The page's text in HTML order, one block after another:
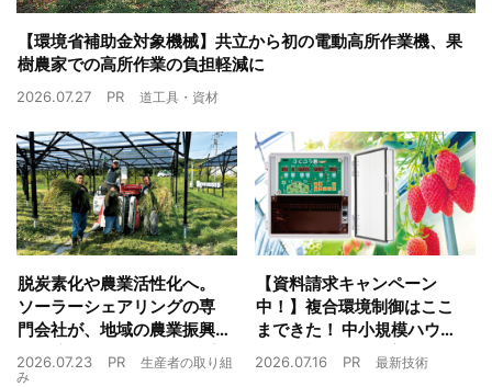
【環境省補助金対象機械】共立から初の電動高所作業機、果
樹農家での高所作業の負担軽減に
2026.07.27 PR 道工具・資材
脱炭素化や農業活性化へ。
ソーラーシェアリングの専
門会社が、地域の農業振興
や経済循環をワンストップ
でサポート
2026.07.23 PR
生産者の取り組
み
【資料請求キャンペーン
中！】複合環境制御はここ
まできた！ 中小規模ハウス
でも検討しやすい高コスパ
複合環境制御装置が誕生
2026.07.16 PR 最新技術